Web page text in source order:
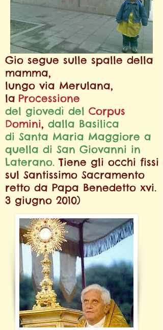
Gio segue sulle spalle della
mamma,
lungo via Merulana,
la Processione
del giovedì del Corpus
Domini, dalla Basilica
di Santa Maria Maggiore a
quella di San Giovanni in
Laterano. Tiene gli occhi fissi
sul Santissimo Sacramento
retto da Papa Benedetto xvi.
3 giugno 2010)